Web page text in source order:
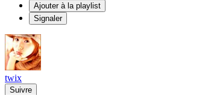
Ajouter à la playlist
Signaler
twix
Suivre